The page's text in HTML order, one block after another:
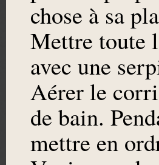
chose à sa
Mettre toute
avec une
Aérer le
de bain.
mettre en